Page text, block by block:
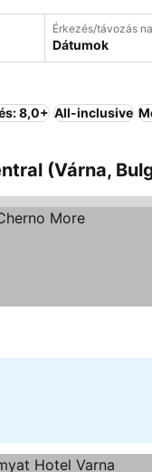
Érkezés/távozás
Dátumok
8,0+ All-inclusive
(Várna,